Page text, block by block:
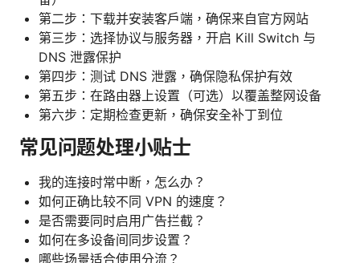
第二步：下载并安装客户端，确保来自官方网站
第三步：选择协议与服务器，开启 Kill Switch 与
DNS 泄露保护
第四步：测试 DNS 泄露，确保隐私保护有效
第五步：在路由器上设置（可选）以覆盖整网设备
第六步：定期检查更新，确保安全补丁到位
常见问题处理小贴士
我的连接时常中断，怎么办？
如何正确比较不同 VPN 的速度？
是否需要同时启用广告拦截？
如何在多设备间同步设置？
哪些场景适合使用分流？